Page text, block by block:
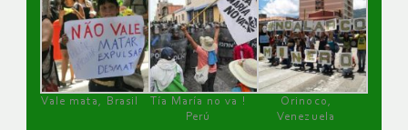
Vale mata, Brasil
Tía María no va !
Perú
Orinoco,
Venezuela